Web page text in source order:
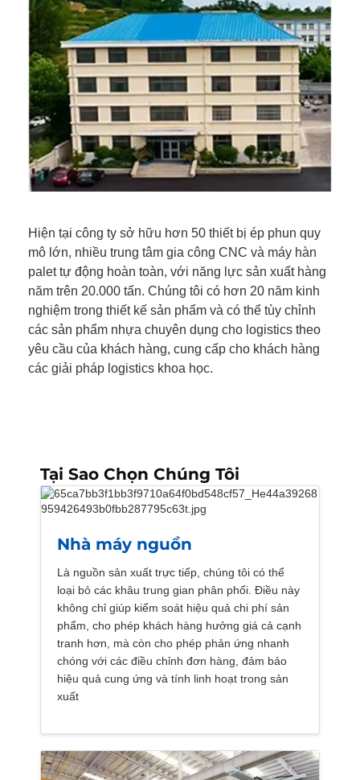
Hiện tại công ty sở hữu hơn 50 thiết bị ép phun quy
mô lớn, nhiều trung tâm gia công CNC và máy hàn
palet tự động hoàn toàn, với năng lực sản xuất hàng
năm trên 20.000 tấn. Chúng tôi có hơn 20 năm kinh
nghiệm trong thiết kế sản phẩm và có thể tùy chỉnh
các sản phẩm nhựa chuyên dụng cho logistics theo
yêu cầu của khách hàng, cung cấp cho khách hàng
các giải pháp logistics khoa học.
Tại Sao Chọn Chúng Tôi
Nhà máy nguồn
Là nguồn sản xuất trực tiếp, chúng tôi có thể
loại bỏ các khâu trung gian phân phối. Điều này
không chỉ giúp kiểm soát hiệu quả chi phí sản
phẩm, cho phép khách hàng hưởng giá cả cạnh
tranh hơn, mà còn cho phép phản ứng nhanh
chóng với các điều chỉnh đơn hàng, đảm bảo
hiệu quả cung ứng và tính linh hoạt trong sản
xuất